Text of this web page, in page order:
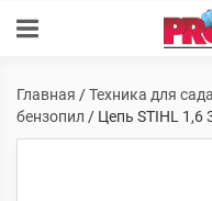
Главная /Техника для
бензопил / Цепь STIHL 1,6